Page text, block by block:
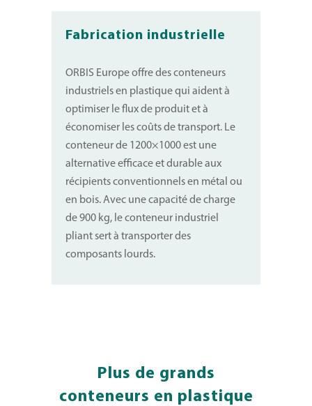
Fabrication industrielle
ORBIS Europe offre des conteneurs
industriels en plastique qui aident à
optimiser le flux de produit et à
économiser les coûts de transport. Le
conteneur de 1200×1000 est une
alternative efficace et durable aux
récipients conventionnels en métal ou
en bois. Avec une capacité de charge
de 900 kg, le conteneur industriel
pliant sert à transporter des
composants lourds.
Plus de grands
conteneurs en plastique